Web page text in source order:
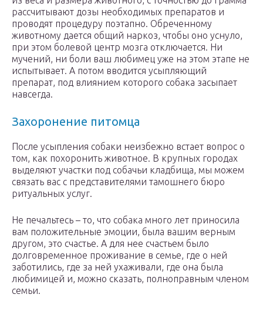
рассчитывают дозы необходимых препаратов и
проводят процедуру поэтапно. Обреченному
животному дается общий наркоз, чтобы оно уснуло,
при этом болевой центр мозга отключается. Ни
мучений, ни боли ваш любимец уже на этом этапе не
испытывает. А потом вводится усыпляющий
препарат, под влиянием которого собака засыпает
навсегда.
Захоронение питомца
После усыпления собаки неизбежно встает вопрос о
том, как похоронить животное. В крупных городах
выделяют участки под собачьи кладбища, мы можем
связать вас с представителями тамошнего бюро
ритуальных услуг.
Не печальтесь – то, что собака много лет приносила
вам положительные эмоции, была вашим верным
другом, это счастье. А для нее счастьем было
долговременное проживание в семье, где о ней
заботились, где за ней ухаживали, где она была
любимицей и, можно сказать, полноправным членом
семьи.